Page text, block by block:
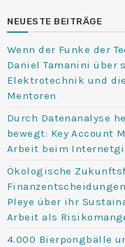
NEUESTE BEITRÄGE
Wenn der Funke der
Daniel Tamanini über
Elektrotechnik und
Mentoren
Durch Datenanalyse
bewegt: Key Account
Arbeit beim
Ökologische
Pleye über ihr
Arbeit als
4.000 Bierpongbälle